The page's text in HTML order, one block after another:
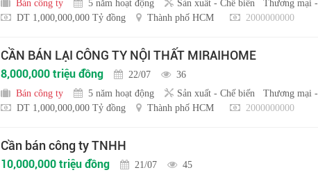
Bán công ty
5 năm hoạt động Sản xuất - Chế biến Thương mại
DT 1,000,000,000 Tỷ đồng
Thành phố HCM 2000000000
CẦN BÁN LẠI CÔNG TY NỘI THẤT MIRAIHOME
8,000,000 triệu đồng 22/07
36
Bán công ty
5 năm hoạt động Sản xuất - Chế biến Thương mại
DT 1,000,000,000 Tỷ đồng
Thành phố HCM 2000000000
Cần bán công ty TNHH
10,000,000 triệu đồng 21/07
45